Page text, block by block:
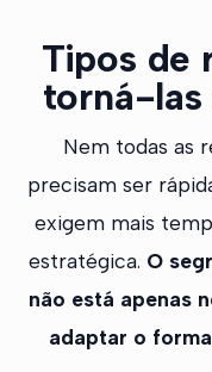
Tipos de
torná-las
Nem todas as
precisam ser
exigem mais
estratégica. O
não está apenas
adaptar o